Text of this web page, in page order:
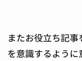
またお役立ち記
を意識するように